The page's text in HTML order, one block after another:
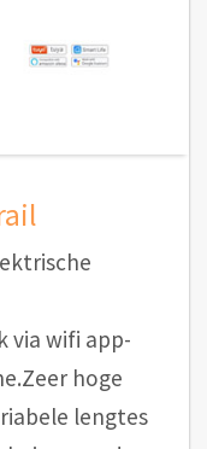
via wifi app-
hoge
lengtes